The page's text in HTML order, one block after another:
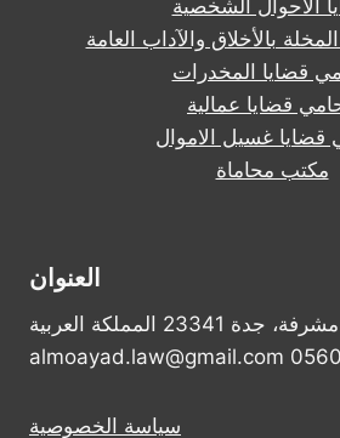
الأحوال الشخصية
بالأخلاق والآداب العامة
قضايا المخدرات
قضايا عمالية
قضايا غسيل الاموال
مكتب محاماة
العنوان
شارع فلسطين، مشرفة، جدة 23341 المملكة العربية
سياسة الخصوصية